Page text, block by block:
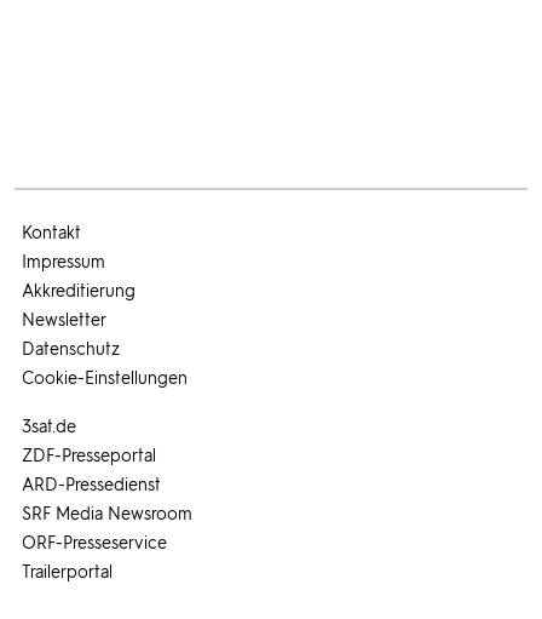
3sat.de
ZDF-Presseportal
ARD-Pressedienst
SRF Media Newsroom
ORF-Presseservice
Trailerportal
Kontakt
Impressum
Akkreditierung
Newsletter
Datenschutz
Cookie-Einstellungen